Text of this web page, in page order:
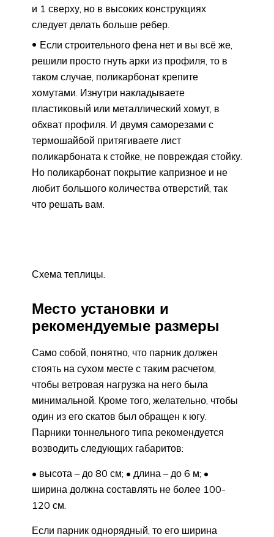
и 1 сверху, но в высоких конструкциях
следует делать больше ребер.
Если строительного фена нет и вы всё же,
решили просто гнуть арки из профиля, то в
таком случае, поликарбонат крепите
хомутами. Изнутри накладываете
пластиковый или металлический хомут, в
обхват профиля. И двумя саморезами с
термошайбой притягиваете лист
поликарбоната к стойке, не повреждая стойку.
Но поликарбонат покрытие капризное и не
любит большого количества отверстий, так
что решать вам.
Схема теплицы.
Место установки и
рекомендуемые размеры
Само собой, понятно, что парник должен
стоять на сухом месте с таким расчетом,
чтобы ветровая нагрузка на него была
минимальной. Кроме того, желательно, чтобы
один из его скатов был обращен к югу.
Парники тоннельного типа рекомендуется
возводить следующих габаритов:
• высота – до 80 см; • длина – до 6 м; •
ширина должна составлять не более 100-
120 см.
Если парник однорядный, то его ширина